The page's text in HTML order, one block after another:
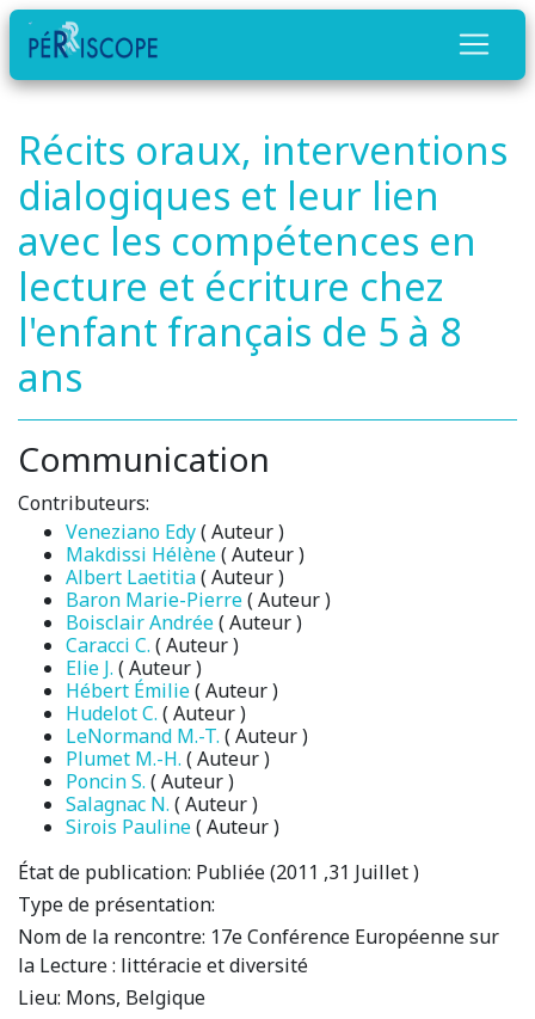
Récits oraux, interventions
dialogiques et leur lien
avec les compétences en
lecture et écriture chez
l'enfant français de 5 à 8
ans
Communication
Contributeurs:
Veneziano Edy( Auteur )
Makdissi Hélène( Auteur )
Albert Laetitia( Auteur )
Baron Marie-Pierre( Auteur )
Boisclair Andrée( Auteur )
Caracci C. ( Auteur )
Elie J. ( Auteur )
Hébert Émilie( Auteur )
Hudelot C. ( Auteur )
LeNormand M.-T. ( Auteur )
Plumet M.-H. ( Auteur )
Poncin S. ( Auteur )
Salagnac N. ( Auteur )
Sirois Pauline( Auteur )
État de publication: Publiée (2011 ,31 Juillet )
Type de présentation:
Nom de la rencontre: 17e Conférence Européenne sur
la Lecture : littéracie et diversité
Lieu: Mons, Belgique